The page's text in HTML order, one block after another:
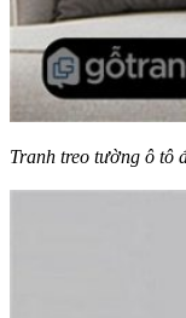
Tranh treo tường ô tô